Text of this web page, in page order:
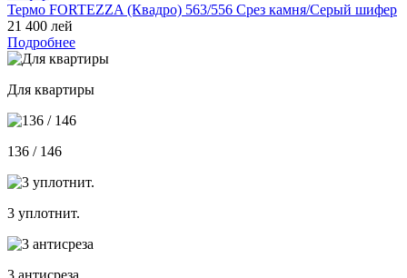
Термо FORTEZZA (Квадро) 563/556 Срез камня/Серый шифер
21 400 лей
Подробнее
Для квартиры
136 / 146
3 уплотнит.
3 антисреза